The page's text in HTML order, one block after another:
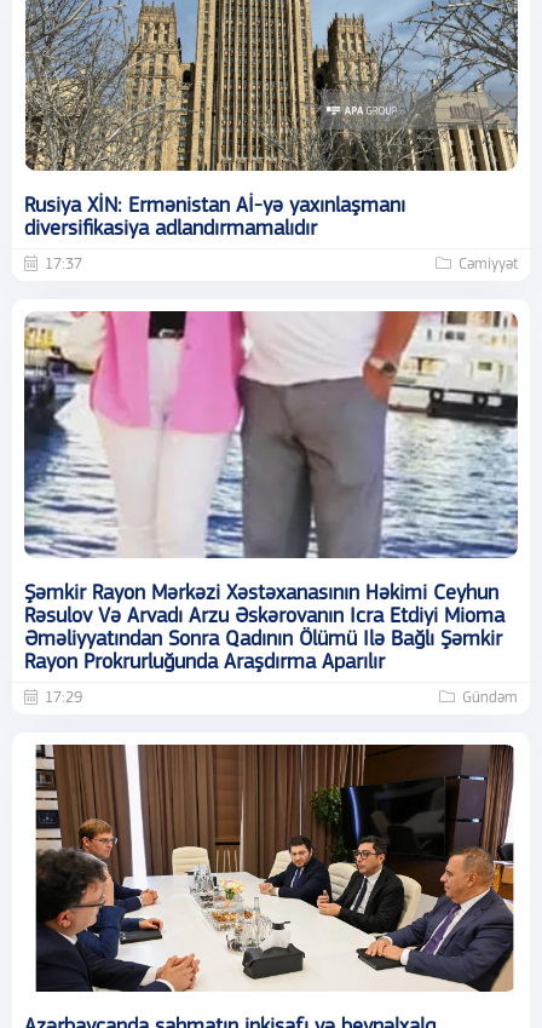
Rusiya XİN: Ermənistan Aİ-yə yaxınlaşmanı
diversifikasiya adlandırmamalıdır
17:37 Cəmiyyət
Şəmkir Rayon Mərkəzi Xəstəxanasının Həkimi Ceyhun
Rəsulov Və Arvadı Arzu Əskərovanın Icra Etdiyi Mioma
Əməliyyatından Sonra Qadının Ölümü Ilə Bağlı Şəmkir
Rayon Prokrurluğunda Araşdırma Aparılır
17:29 Gündəm